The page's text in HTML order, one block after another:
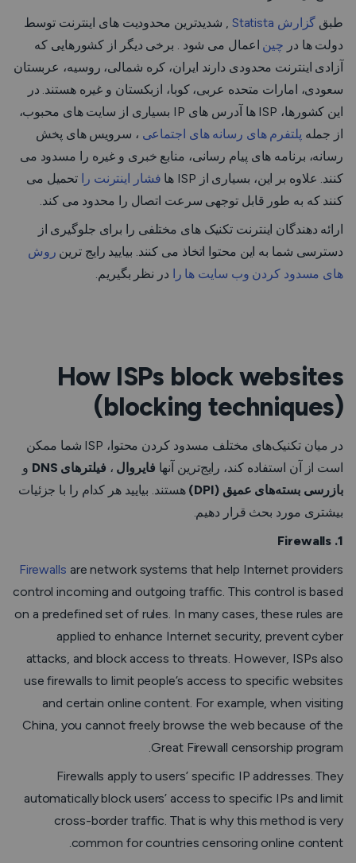
طبق گزارش Statista
, شدیدترین محدودیت های اینترنت توسط
دولت ها در چین اعمال می شود . برخی دیگر از کشورهایی که
آزادی اینترنت محدودی دارند ایران، کره شمالی، روسیه، عربستان
سعودی، امارات متحده عربی، کوبا، ازبکستان و غیره هستند. در
این کشورها، ISP ها آدرس های IP بسیاری از سایت های محبوب،
از جمله پلتفرم های رسانه های اجتماعی ، سرویس های پخش
رسانه، برنامه های پیام رسانی، منابع خبری و غیره را مسدود می
کنند. علاوه بر این، بسیاری از ISP ها
فشار اینترنت را تحمیل می
کنند که به طور قابل توجهی سرعت اتصال را محدود می کند.
ارائه دهندگان اینترنت تکنیک های مختلفی را برای جلوگیری از
دسترسی شما به این محتوا اتخاذ می کنند. بیایید رایج ترین روش
های مسدود کردن وب سایت ها را در نظر بگیریم.
How ISPs block websites
(blocking techniques)
در میان تکنیک‌های مختلف مسدود کردن محتوا، ISP شما ممکن
است از آن استفاده کند، رایج‌ترین آنها فایروال ، فیلترهای DNS
و
بازرسی بسته‌های عمیق (DPI)
هستند. بیایید هر کدام را با جزئیات
بیشتری مورد بحث قرار دهیم.
1. Firewalls
Firewalls are network systems that help Internet providers
control incoming and outgoing traffic. This control is based
on a predefined set of rules. In many cases, these rules are
applied to enhance Internet security, prevent cyber
attacks, and block access to threats. However, ISPs also
use firewalls to limit people’s access to specific websites
and certain online content. For example, when visiting
China, you cannot freely browse the web because of the
Great Firewall censorship program.
Firewalls apply to users’ specific IP addresses. They
automatically block users’ access to specific IPs and limit
cross-border traffic. That is why this method is very
common for countries censoring online content.